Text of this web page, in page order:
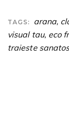
TAGS: arana,
visual tau, eco
traieste